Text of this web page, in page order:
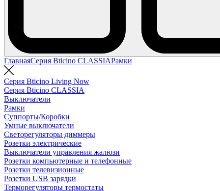
ГлавнаяСерия Bticino CLASSIAРамки
Серия Bticino Living Now
Серия Bticino CLASSIA
Выключатели
Рамки
Суппорты/Коробки
Умные выключатели
Светорегуляторы диммеры
Розетки электрические
Выключатели управления жалюзи
Розетки компьютерные и телефонные
Розетки телевизионные
Розетки USB зарядки
Терморегуляторы термостаты